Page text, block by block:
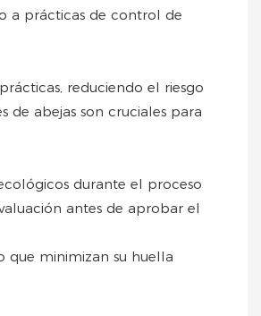
a prácticas de control de
reduciendo el riesgo
de abejas son cruciales para
durante el proceso
antes de aprobar el
que minimizan su huella